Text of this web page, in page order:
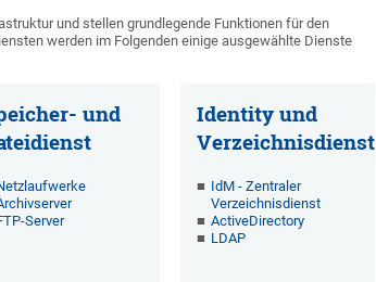
und stellen grundlegende Funktionen für den
werden im Folgenden einige ausgewählte Dienste
und
Server
Identity und
Verzeichnisdienst
IdM - Zentraler
Verzeichnisdienst
ActiveDirectory
LDAP